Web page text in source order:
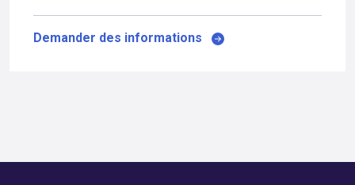
Demander des informations